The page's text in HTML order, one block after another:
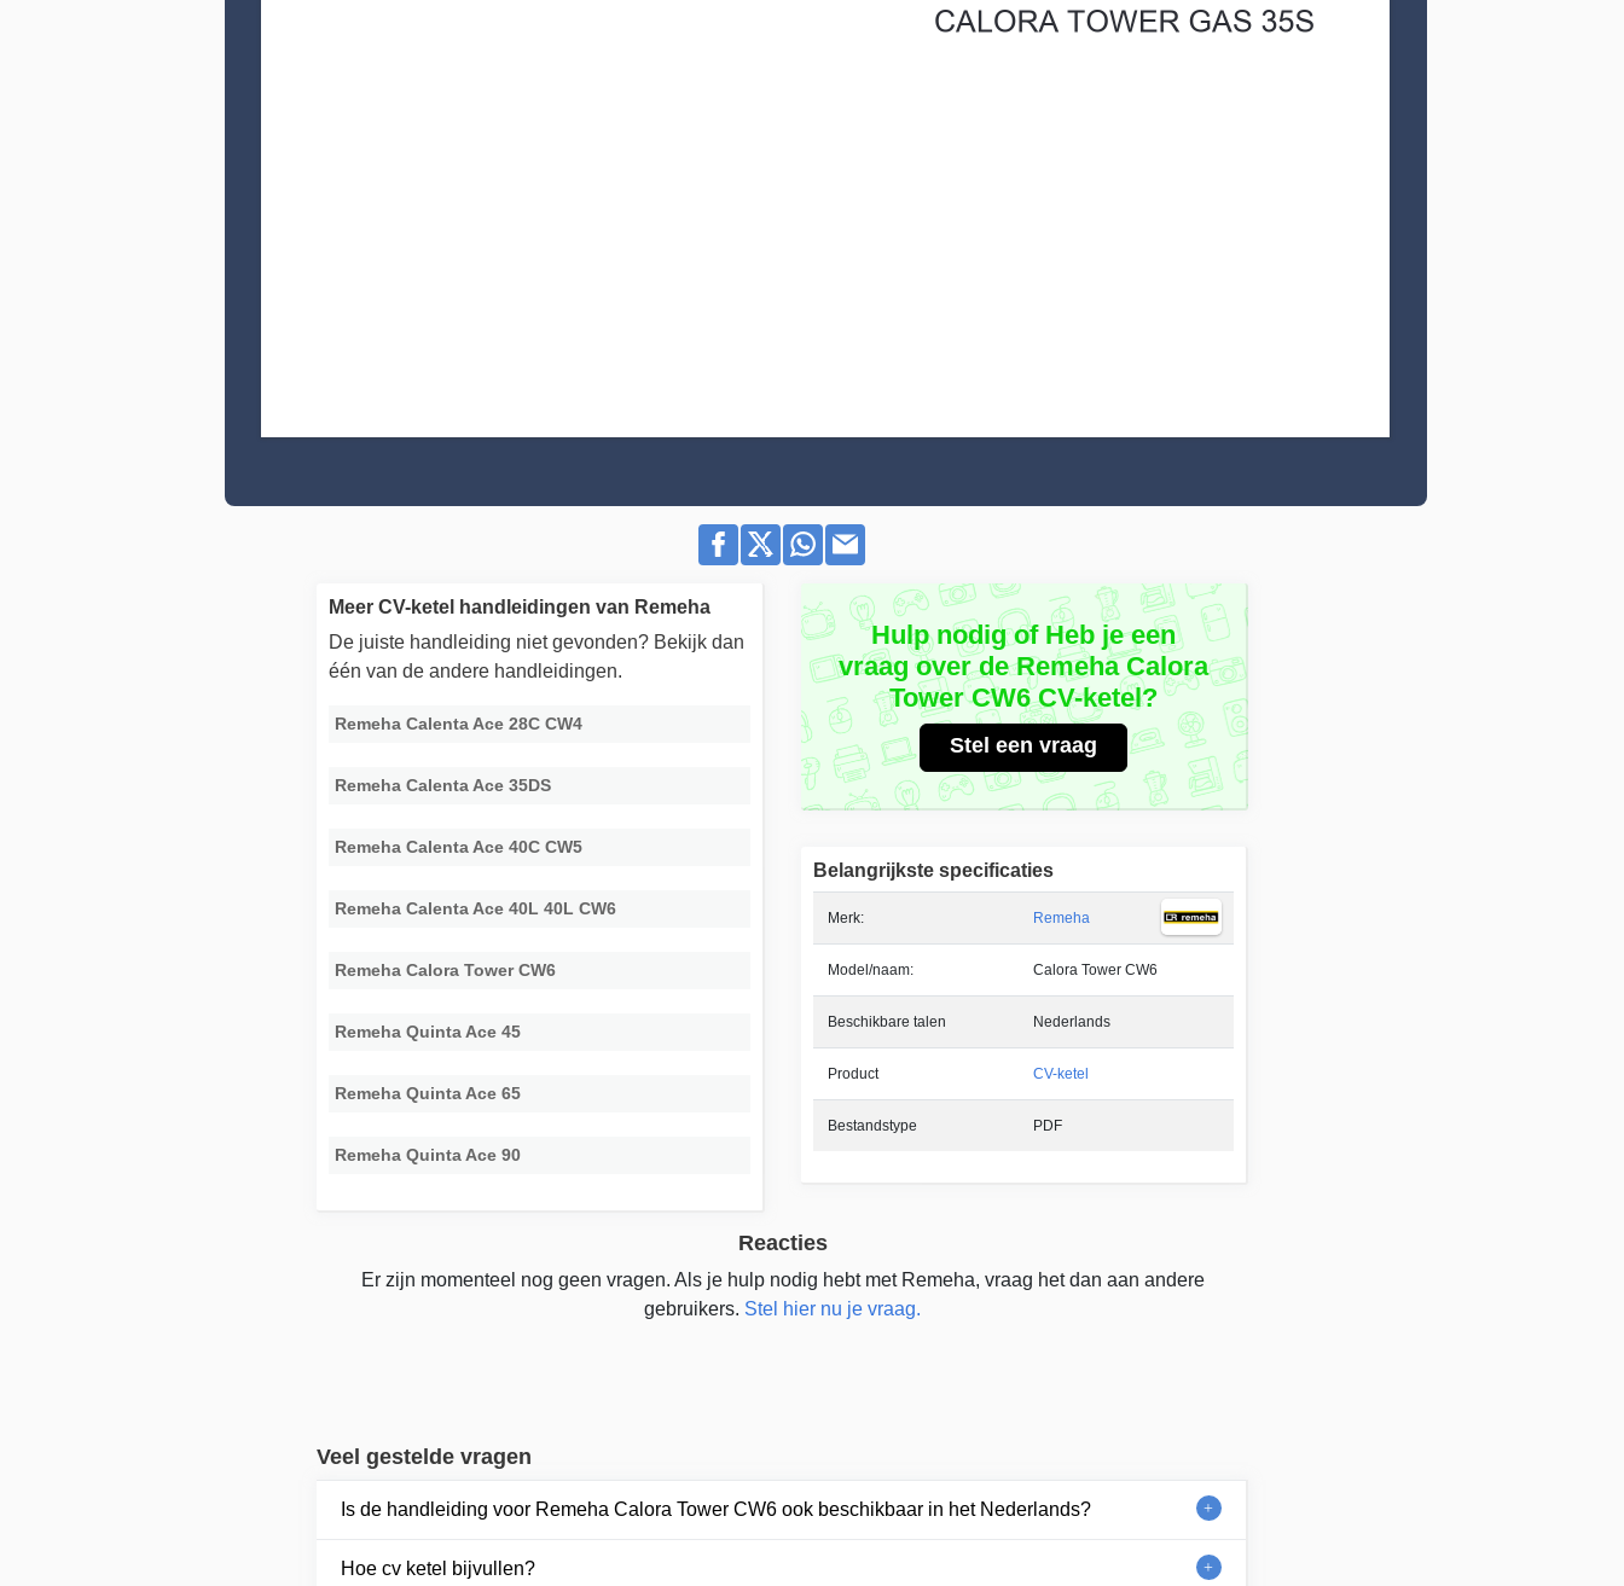
Hulp nodig of Heb je een
vraag over de Remeha Calora
Tower CW6 CV-ketel?
Stel een vraag
Belangrijkste specificaties
Merk: Remeha
Model/naam: Calora Tower CW6
Beschikbare talen Nederlands
Product CV-ketel
Bestandstype PDF
Meer CV-ketel handleidingen van Remeha
De juiste handleiding niet gevonden? Bekijk dan
één van de andere handleidingen.
Remeha Calenta Ace 28C CW4
Remeha Calenta Ace 35DS
Remeha Calenta Ace 40C CW5
Remeha Calenta Ace 40L 40L CW6
Remeha Calora Tower CW6
Remeha Quinta Ace 45
Remeha Quinta Ace 65
Remeha Quinta Ace 90
Reacties
Er zijn momenteel nog geen vragen. Als je hulp nodig hebt met Remeha, vraag het dan aan andere
gebruikers. Stel hier nu je vraag.
Veel gestelde vragen
Is de handleiding voor Remeha Calora Tower CW6 ook beschikbaar in het Nederlands?
Hoe cv ketel bijvullen?